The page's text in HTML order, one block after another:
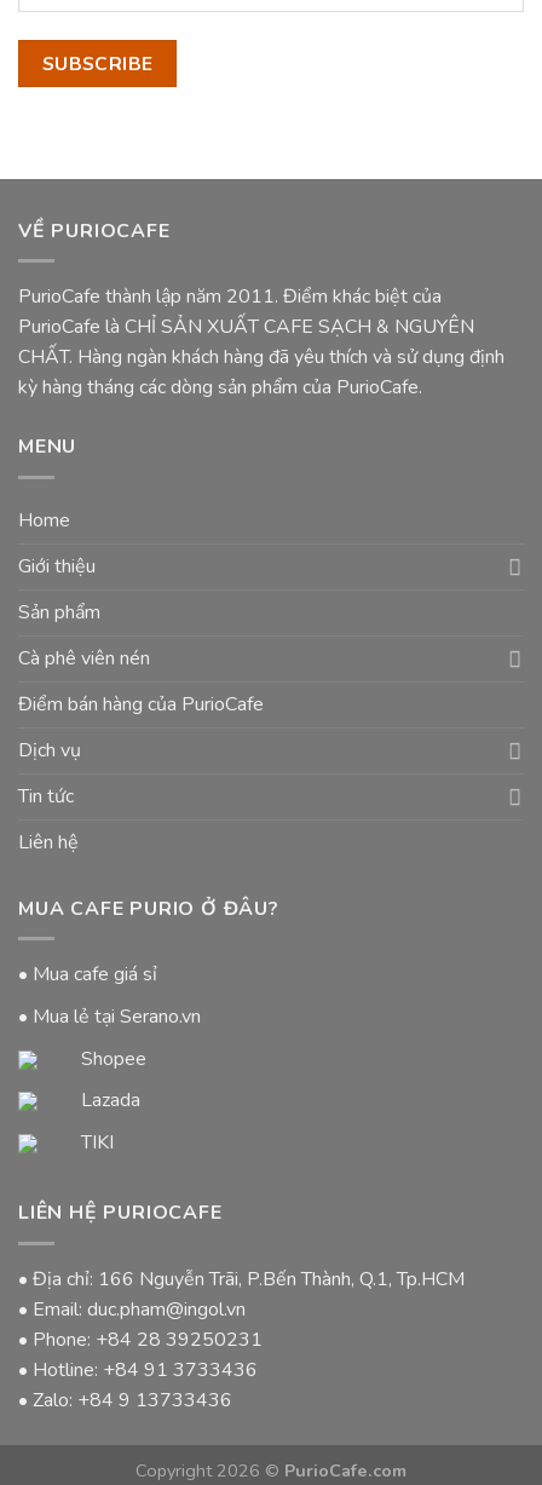
VỀ PURIOCAFE
PurioCafe thành lập năm 2011. Điểm khác biệt của
PurioCafe là CHỈ SẢN XUẤT CAFE SẠCH & NGUYÊN
CHẤT. Hàng ngàn khách hàng đã yêu thích và sử dụng định
kỳ hàng tháng các dòng sản phẩm của PurioCafe.
MENU
Home
Giới thiệu
Sản phẩm
Cà phê viên nén
Điểm bán hàng của PurioCafe
Dịch vụ
Tin tức
Liên hệ
MUA CAFE PURIO Ở ĐÂU?
• Mua cafe giá sỉ
• Mua lẻ tại Serano.vn
Shopee
Lazada
TIKI
LIÊN HỆ PURIOCAFE
• Địa chỉ: 166 Nguyễn Trãi, P.Bến Thành, Q.1, Tp.HCM
• Email: duc.pham@ingol.vn
• Phone: +84 28 39250231
• Hotline: +84 91 3733436
• Zalo: +84 9 13733436
Copyright 2026 © PurioCafe.com